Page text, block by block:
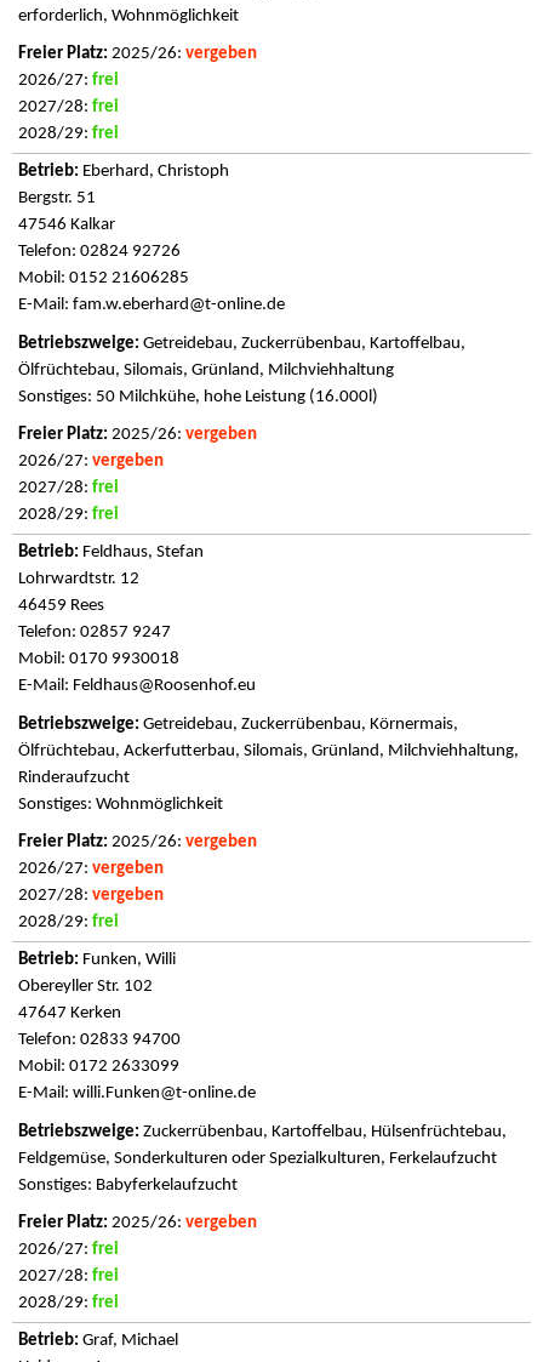
erforderlich, Wohnmöglichkeit
2025/26: vergeben
2026/27: frei
2027/28: frei
2028/29: frei
Eberhard, Christoph
Bergstr. 51
47546 Kalkar
Telefon: 02824 92726
Mobil: 0152 21606285
E-Mail: fam.w.eberhard@t-online.de
Getreidebau, Zuckerrübenbau, Kartoffelbau,
Ölfrüchtebau, Silomais, Grünland, Milchviehhaltung
Sonstiges: 50 Milchkühe, hohe Leistung (16.000l)
2025/26: vergeben
2026/27: vergeben
2027/28: frei
2028/29: frei
Feldhaus, Stefan
Lohrwardtstr. 12
46459 Rees
Telefon: 02857 9247
Mobil: 0170 9930018
E-Mail: Feldhaus@Roosenhof.eu
Getreidebau, Zuckerrübenbau, Körnermais,
Ölfrüchtebau, Ackerfutterbau, Silomais, Grünland, Milchviehhaltung,
Rinderaufzucht
Sonstiges: Wohnmöglichkeit
2025/26: vergeben
2026/27: vergeben
2027/28: vergeben
2028/29: frei
Funken, Willi
Obereyller Str. 102
47647 Kerken
Telefon: 02833 94700
Mobil: 0172 2633099
E-Mail: willi.Funken@t-online.de
Zuckerrübenbau, Kartoffelbau, Hülsenfrüchtebau,
Feldgemüse, Sonderkulturen oder Spezialkulturen, Ferkelaufzucht
Sonstiges: Babyferkelaufzucht
2025/26: vergeben
2026/27: frei
2027/28: frei
2028/29: frei
Graf, Michael